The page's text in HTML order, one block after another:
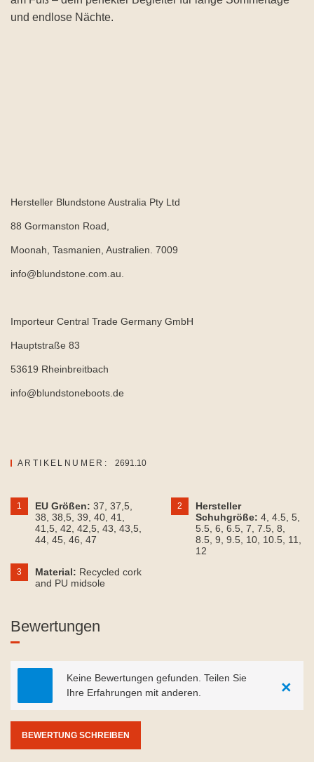
und endlose Nächte.
Hersteller Blundstone Australia Pty Ltd
88 Gormanston Road,
Moonah, Tasmanien, Australien. 7009
info@blundstone.com.au.
Importeur Central Trade Germany GmbH
Hauptstraße 83
53619 Rheinbreitbach
info@blundstoneboots.de
ARTIKELNUMER: 2691.10
1 EU Größen: 37 , 37,5
38 , 38,5 , 39 , 40 , 41
41,5 , 42 , 42,5 , 43 , 43,5
44 , 45 , 46 , 47
2
Hersteller
Schuhgröße: 4 , 4.5 , 5
5.5 , 6 , 6.5 , 7 , 7.5 , 8
8.5 , 9 , 9.5 , 10 , 10.5 , 11
12
3 Material: Recycled cork
and PU midsole
Bewertungen
Keine Bewertungen gefunden. Teilen Sie
Ihre Erfahrungen mit anderen.
×
BEWERTUNG SCHREIBEN